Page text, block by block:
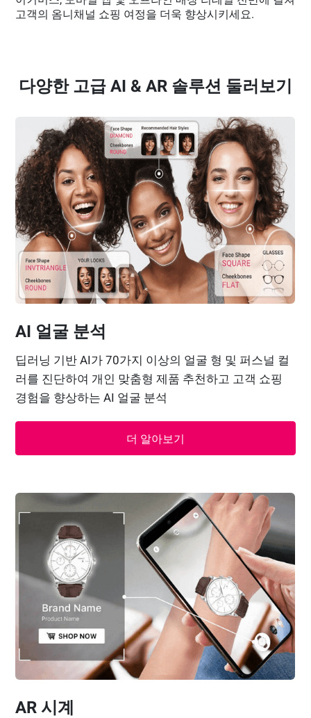
고객의 옴니채널 쇼핑 여정을 더욱 향상시키세요.
다양한 고급 AI & AR 솔루션 둘러보기
AI 얼굴 분석
딥러닝 기반 AI가 70가지 이상의 얼굴 형 및 퍼스널 컬
러를 진단하여 개인 맞춤형 제품 추천하고 고객 쇼핑
경험을 향상하는 AI 얼굴 분석
더 알아보기
AR 시계